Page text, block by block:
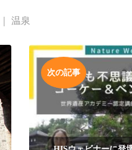
温泉
次の記事